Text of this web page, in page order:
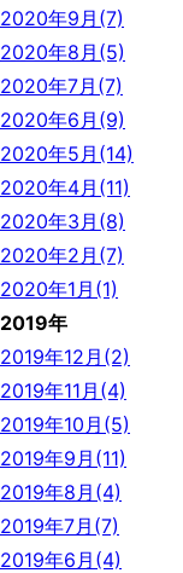
2020年9月(7)
2020年8月(5)
2020年7月(7)
2020年6月(9)
2020年5月(14)
2020年4月(11)
2020年3月(8)
2020年2月(7)
2020年1月(1)
2019年
2019年12月(2)
2019年11月(4)
2019年10月(5)
2019年9月(11)
2019年8月(4)
2019年7月(7)
2019年6月(4)